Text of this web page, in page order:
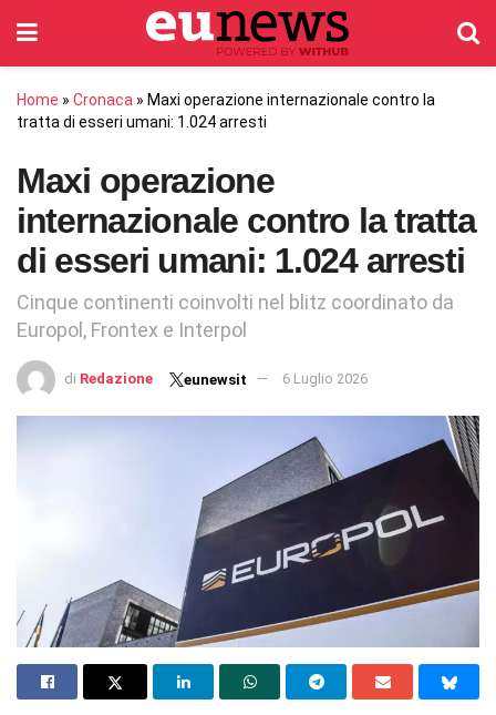
Home » Cronaca » Maxi operazione internazionale contro la
tratta di esseri umani: 1.024 arresti
Maxi operazione
internazionale contro la tratta
di esseri umani: 1.024 arresti
Cinque continenti coinvolti nel blitz coordinato da
Europol, Frontex e Interpol
di Redazione eunewsit 6 Luglio 2026